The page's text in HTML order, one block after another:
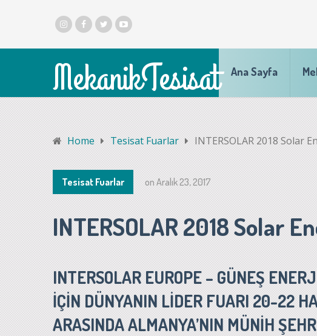
MekanikTesisat Ana Sayfa
Home Tesisat Fuarlar INTERSOLAR 2018 Solar
Tesisat Fuarlar on Aralık 23, 2017
INTERSOLAR 2018 Solar
INTERSOLAR EUROPE – GÜNEŞ
İÇİN DÜNYANIN LİDER FUARI 20-22
ARASINDA ALMANYA’NIN MÜNİH